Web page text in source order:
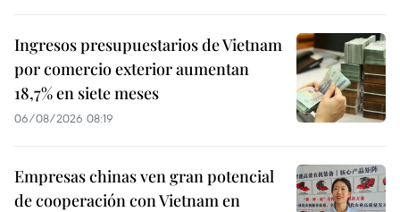
Ingresos presupuestarios de Vietnam
por comercio exterior aumentan
18,7% en siete meses
06/08/2026 08:19
Empresas chinas ven gran potencial
de cooperación con Vietnam en